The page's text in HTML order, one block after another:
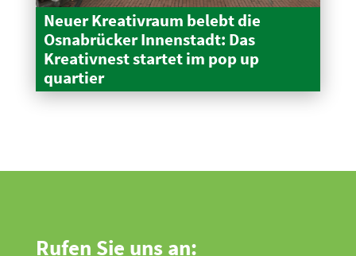
Neuer Kreativraum belebt die
Osnabrücker Innen­stadt: Das
Kreativnest startet im pop up
quartier
Rufen Sie uns an: